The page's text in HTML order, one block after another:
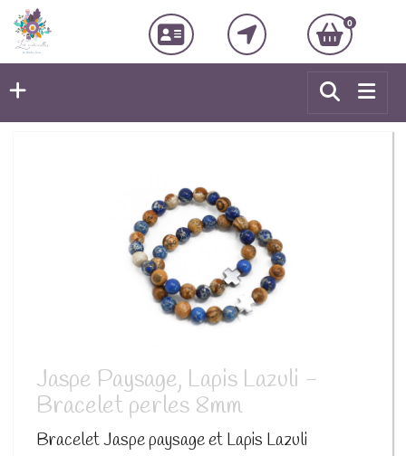
0
Jaspe Paysage, Lapis Lazuli -
Bracelet perles 8mm
Bracelet Jaspe paysage et Lapis Lazuli